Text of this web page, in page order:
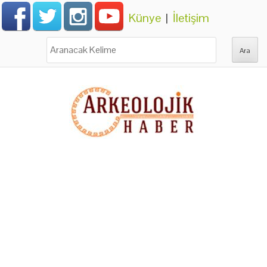
Künye | İletişim